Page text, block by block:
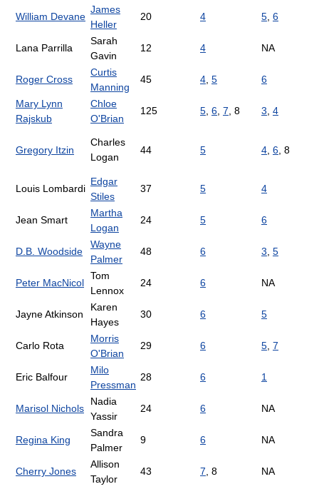
William Devane
James
Heller
20 4 5, 6
Lana Parrilla
Sarah
Gavin
12 4 NA
Roger Cross
Curtis
Manning
45 4, 5 6
Mary Lynn
Rajskub
Chloe
O'Brian
125 5, 6, 7, 8 3, 4
Gregory Itzin
Charles
Logan
44 5 4, 6, 8
Louis Lombardi
Edgar
Stiles
37 5 4
Jean Smart
Martha
Logan
24 5 6
D.B. Woodside
Wayne
Palmer
48 6 3, 5
Peter MacNicol
Tom
Lennox
24 6 NA
Jayne Atkinson
Karen
Hayes
30 6 5
Carlo Rota
Morris
O'Brian
29 6 5, 7
Eric Balfour
Milo
Pressman
28 6 1
Marisol Nichols
Nadia
Yassir
24 6 NA
Regina King
Sandra
Palmer
9 6 NA
Cherry Jones
Allison
Taylor
43 7, 8 NA